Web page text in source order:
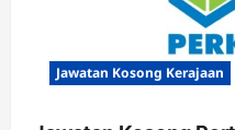
Jawatan Kosong Kerajaan